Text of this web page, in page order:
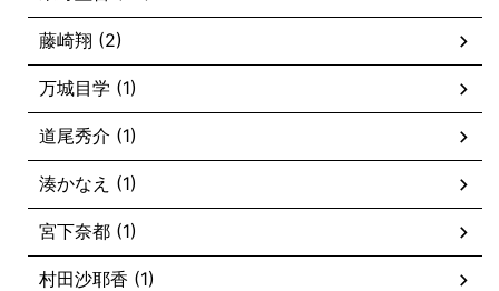
藤崎翔 (2)
万城目学 (1)
道尾秀介 (1)
湊かなえ (1)
宮下奈都 (1)
村田沙耶香 (1)